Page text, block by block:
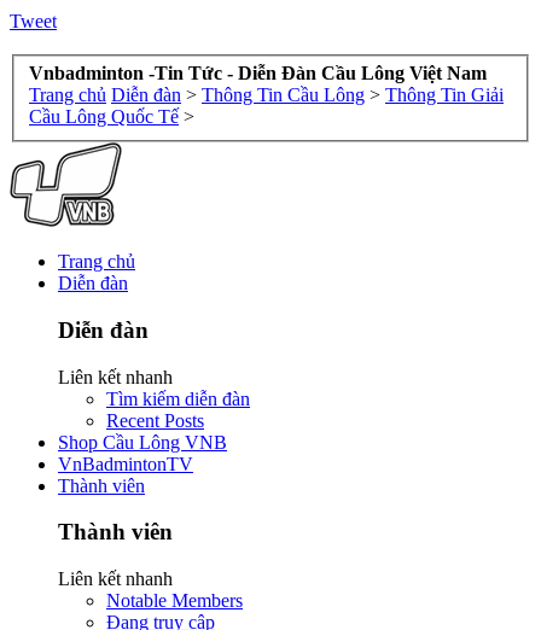
Tweet
Vnbadminton -Tin Tức - Diễn Đàn Cầu Lông Việt Nam
Trang chủ Diễn đàn > Thông Tin Cầu Lông > Thông Tin Giải
Cầu Lông Quốc Tế >
Trang chủ
Diễn đàn
Diễn đàn
Liên kết nhanh
Tìm kiếm diễn đàn
Recent Posts
Shop Cầu Lông VNB
VnBadmintonTV
Thành viên
Thành viên
Liên kết nhanh
Notable Members
Đang truy cập